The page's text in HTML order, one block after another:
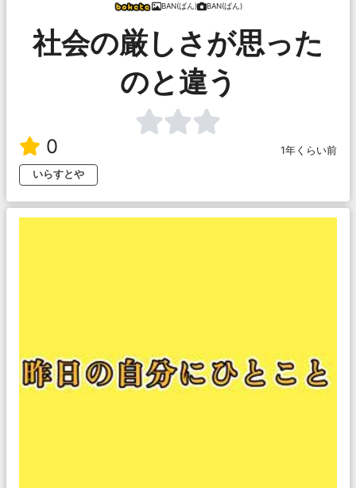
BAN(ばん) BAN(ばん)
社会の厳しさが思った
のと違う
0
1年くらい前
いらすとや